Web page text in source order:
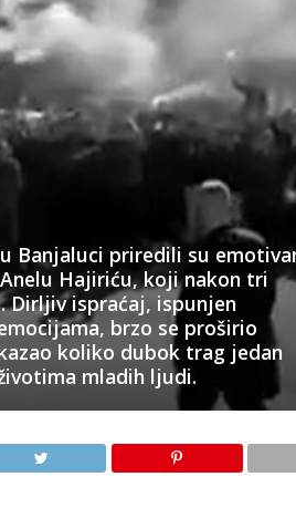
Banjaluci priredili su
Hajiriću, koji nakon tri
Dirljiv ispraćaj, ispunjen
brzo se proširio
koliko dubok trag jedan
mladih ljudi.